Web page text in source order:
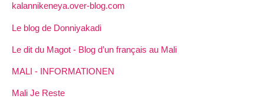
kalannikeneya.over-blog.com
Le blog de Donniyakadi
Le dit du Magot - Blog d’un français au Mali
MALI - INFORMATIONEN
Mali Je Reste